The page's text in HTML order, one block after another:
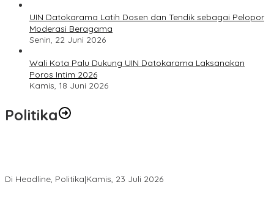
UIN Datokarama Latih Dosen dan Tendik sebagai Pelopor
Moderasi Beragama
Senin, 22 Juni 2026
Wali Kota Palu Dukung UIN Datokarama Laksanakan
Poros Intim 2026
Kamis, 18 Juni 2026
Politika
Di Headline, Politika|Kamis, 23 Juli 2026